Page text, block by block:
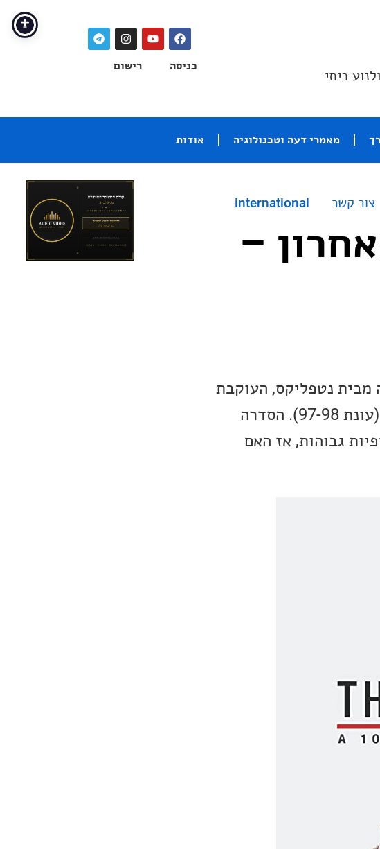
ביתי
כניסה רישום
מאמרי דעה וטכנולוגיה אודות
צור קשר international
–
מבית נטפליקס, העוקבת
אחרי עונת האליפות האחרונה של מייקל ג'ורדן בשיקגו בולס (עונת 97-98). הסדרה
גבוהות, אז האם